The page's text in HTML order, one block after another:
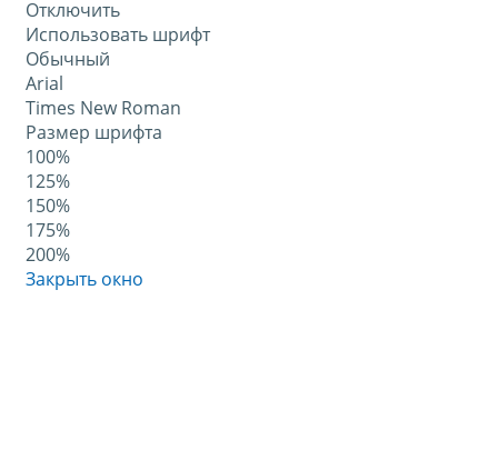
Отключить
Использовать шрифт
Обычный
Arial
Times New Roman
Размер шрифта
100%
125%
150%
175%
200%
Закрыть окно